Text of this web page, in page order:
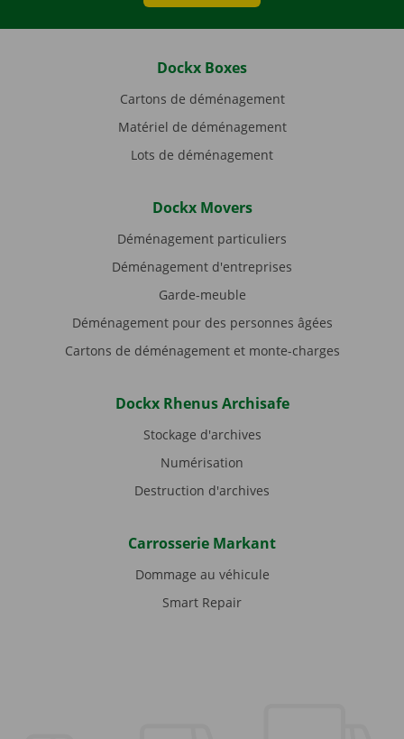
Dockx Boxes
Cartons de déménagement
Matériel de déménagement
Lots de déménagement
Dockx Movers
Déménagement particuliers
Déménagement d'entreprises
Garde-meuble
Déménagement pour des personnes âgées
Cartons de déménagement et monte-charges
Dockx Rhenus Archisafe
Stockage d'archives
Numérisation
Destruction d'archives
Carrosserie Markant
Dommage au véhicule
Smart Repair